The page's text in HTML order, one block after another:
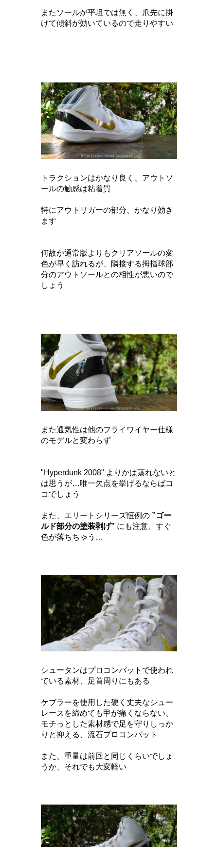
またソールが平坦では無く、爪先に掛
けて傾斜が効いているので走りやすい
トラクションはかなり良く、アウトソ
ールの触感は粘着質
特にアウトリガーの部分、かなり効き
ます
何故か通常版よりもクリアソールの変
色が早く訪れるが、隣接する拇指球部
分のアウトソールとの相性が悪いので
しょう
また通気性は他のフライワイヤー仕様
のモデルと変わらず
"Hyperdunk 2008" よりかは蒸れないと
は思うが…唯一欠点を挙げるならばコ
コでしょう
また、エリートシリーズ恒例の ”ゴー
ルド部分の塗装剥げ” にも注意、すぐ
色が落ちちゃう…
シュータンはプロコンバットで使われ
ている素材、足首周りにもある
ケブラーを使用した硬く丈夫なシュー
レースを締めても甲が痛くならない、
モチっとした素材感で足を守りしっか
りと抑える、流石プロコンバット
また、重量は前回と同じくらいでしょ
うか、それでも大変軽い